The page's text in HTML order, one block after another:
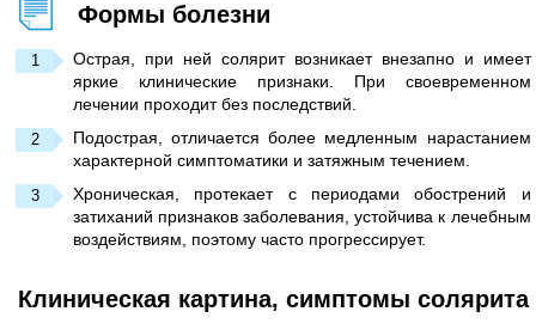
Формы болезни
Острая, при ней солярит возникает внезапно и имеет
яркие клинические признаки. При своевременном
лечении проходит без последствий.
Подострая, отличается более медленным нарастанием
характерной симптоматики и затяжным течением.
Хроническая, протекает с периодами обострений и
затиханий признаков заболевания, устойчива к лечебным
воздействиям, поэтому часто прогрессирует.
Клиническая картина, симптомы солярита